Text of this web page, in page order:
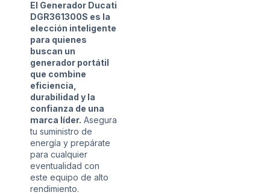
El Generador Ducati
DGR361300S es la
elección inteligente
para quienes
buscan un
generador portátil
que combine
eficiencia,
durabilidad y la
confianza de una
marca líder. Asegura
tu suministro de
energía y prepárate
para cualquier
eventualidad con
este equipo de alto
rendimiento.